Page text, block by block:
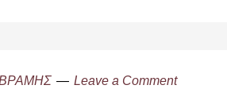
Leave a Comment